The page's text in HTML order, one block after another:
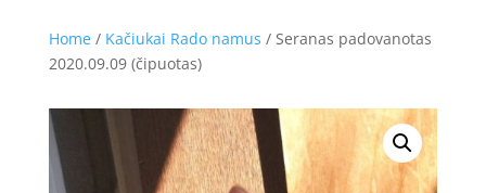
Home/ Kačiukai Rado namus / Seranas padovanotas
2020.09.09 (čipuotas)